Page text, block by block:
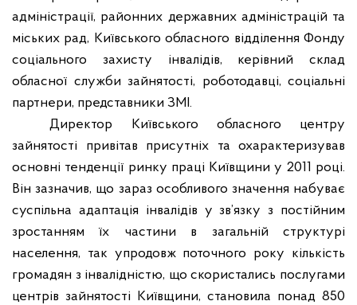
адміністрації, районних державних адміністрацій та
міських рад, Київського обласного відділення Фонду
соціального захисту інвалідів, керівний склад
обласної служби зайнятості, роботодавці, соціальні
партнери, представники ЗМІ.
Директор Київського обласного центру
зайнятості привітав присутніх та охарактеризував
основні тенденції ринку праці Київщини у 2011 році.
Він зазначив, що зараз особливого значення набуває
суспільна адаптація інвалідів у зв’язку з постійним
зростанням їх частини в загальній структурі
населення, так упродовж поточного року кількість
громадян з інвалідністю, що скористались послугами
центрів зайнятості Київщини, становила понад 850